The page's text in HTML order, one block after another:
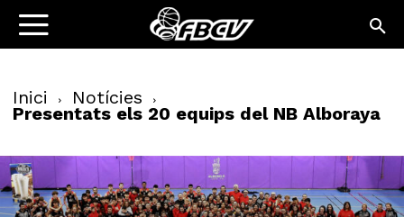
Inici Notícies
Presentats els 20 equips del NB Alboraya